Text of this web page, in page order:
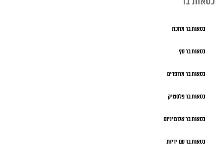
כסאות בר מתכת
כסאות בר עץ
כסאות בר מרופדים
כסאות בר פלסטיק
כסאות בר אלומיניום
כסאות בר עם ידיות